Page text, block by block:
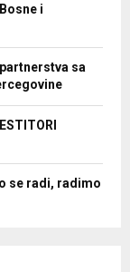
i
sa
se radi, radimo